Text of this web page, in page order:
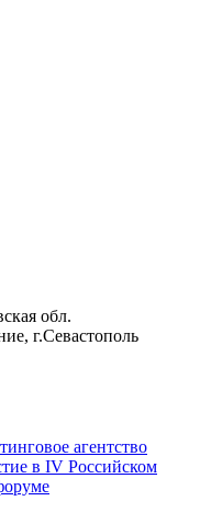
обл.
г.Севастополь
агентство
в IV Российском